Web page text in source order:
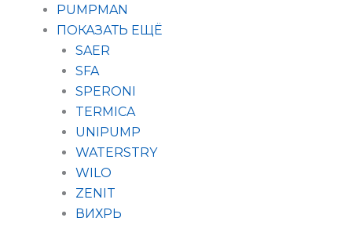
PUMPMAN
ПОКАЗАТЬ ЕЩЁ
SAER
SFA
SPERONI
TERMICA
UNIPUMP
WATERSTRY
WILO
ZENIT
ВИХРЬ